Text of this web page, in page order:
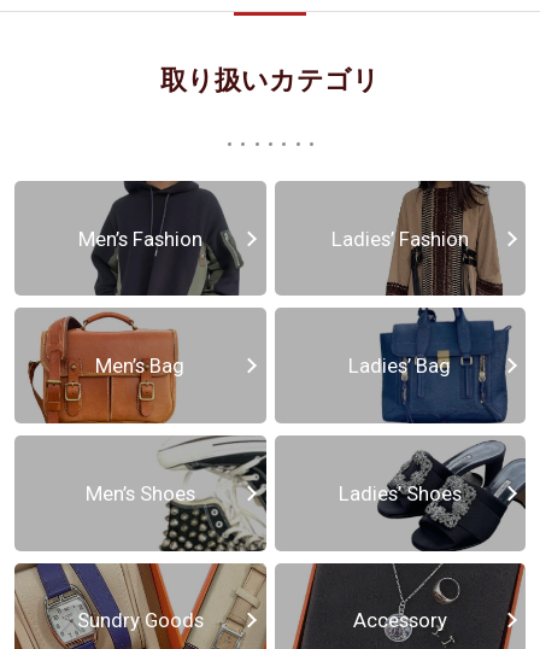
取り扱いカテゴリ
Men’s Fashion Ladies’ Fashion
Men’s Bag Ladies’ Bag
Men’s Shoes Ladies’ Shoes
Sundry Goods Accessory